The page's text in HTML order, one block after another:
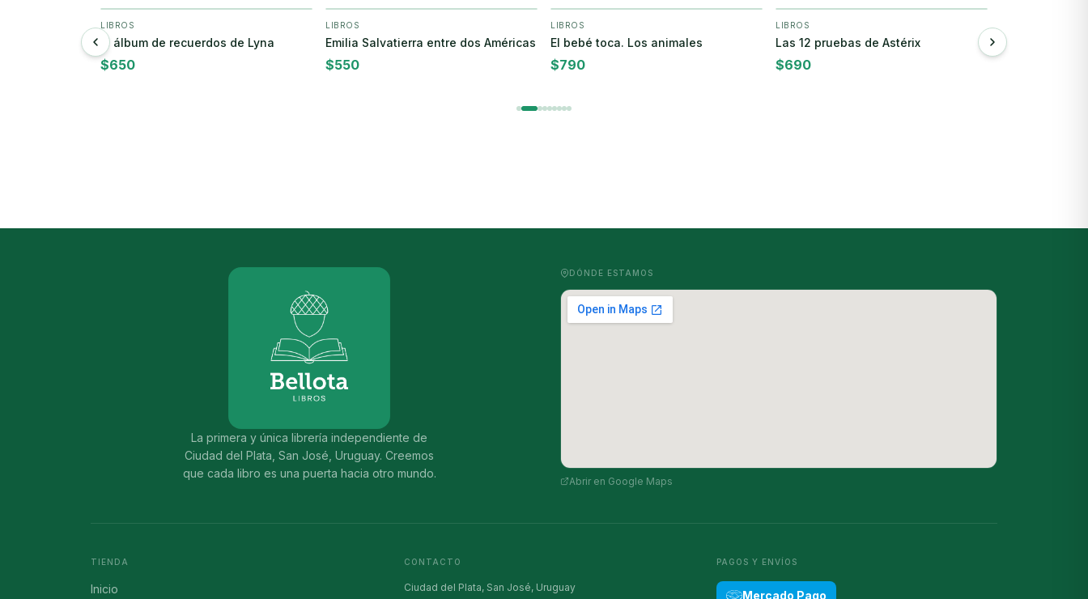
LIBROS
El álbum de recuerdos de Lyna
$650
LIBROS
Emilia Salvatierra entre dos Américas
$550
LIBROS
El bebé toca. Los animales
$790
LIBROS
Las 12 pruebas de Astérix
$690
Alicia en el
La primera y única librería independiente de
Ciudad del Plata, San José, Uruguay. Creemos
que cada libro es una puerta hacia otro mundo.
DÓNDE ESTAMOS
Abrir en Google Maps
TIENDA
Inicio
CONTACTO
Ciudad del Plata, San José, Uruguay
PAGOS Y ENVÍOS
Mercado Pago